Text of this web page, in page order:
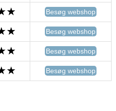
Besøg webshop
Besøg webshop
Besøg webshop
Besøg webshop